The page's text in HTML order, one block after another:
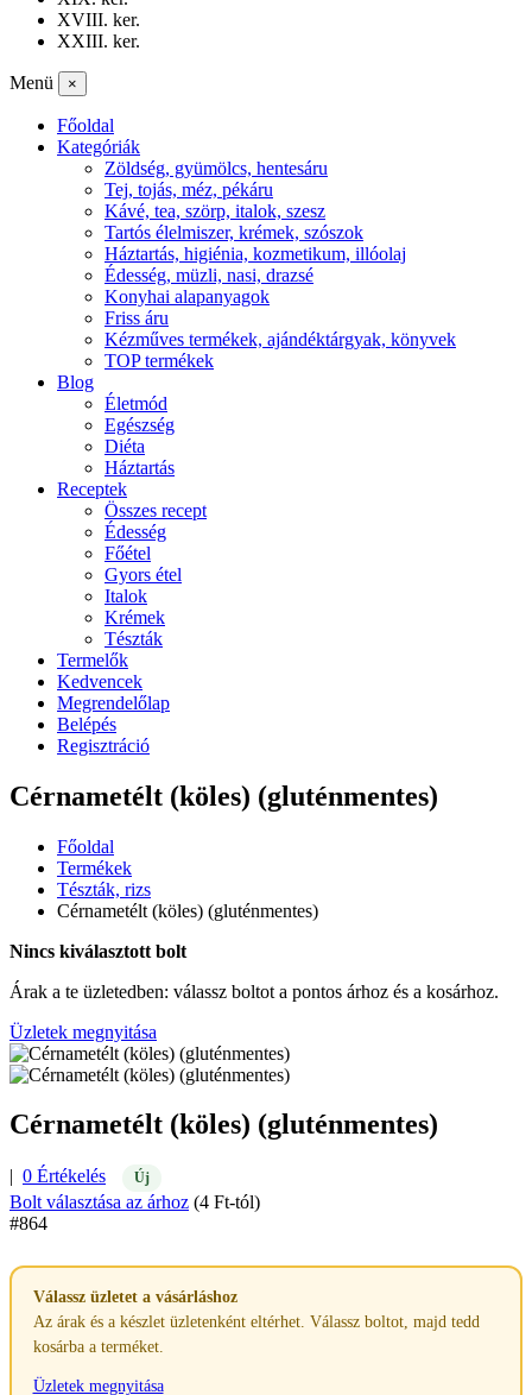
XVIII. ker.
XXIII. ker.
Menü ×
Főoldal
Kategóriák
Zöldség, gyümölcs, hentesáru
Tej, tojás, méz, pékáru
Kávé, tea, szörp, italok, szesz
Tartós élelmiszer, krémek, szószok
Háztartás, higiénia, kozmetikum, illóolaj
Édesség, müzli, nasi, drazsé
Konyhai alapanyagok
Friss áru
Kézműves termékek, ajándéktárgyak, könyvek
TOP termékek
Blog
Életmód
Egészség
Diéta
Háztartás
Receptek
Összes recept
Édesség
Főétel
Gyors étel
Italok
Krémek
Tészták
Termelők
Kedvencek
Megrendelőlap
Belépés
Regisztráció
Cérnametélt (köles) (gluténmentes)
Főoldal
Termékek
Tészták, rizs
Cérnametélt (köles) (gluténmentes)
Nincs kiválasztott bolt
Árak a te üzletedben: válassz boltot a pontos árhoz és a kosárhoz.
Üzletek megnyitása
Cérnametélt (köles) (gluténmentes)
| 0 Értékelés Új
Bolt választása az árhoz (4 Ft-tól)
#864
Válassz üzletet a vásárláshoz
Az árak és a készlet üzletenként eltérhet. Válassz boltot, majd tedd
kosárba a terméket.
Üzletek megnyitása